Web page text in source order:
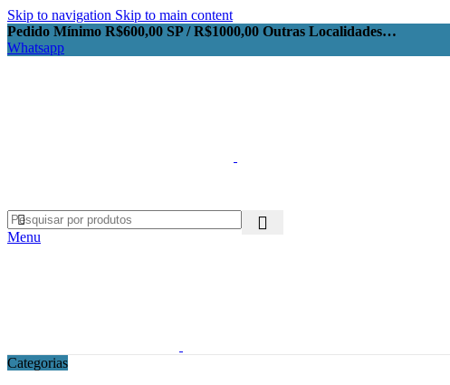
Skip to navigation Skip to main content
Pedido Mínimo R$600,00 SP / R$1000,00 Outras Localidades…
Whatsapp
Menu
Categorias